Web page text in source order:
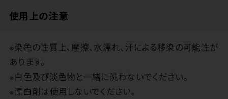
使用上の注意
※染色の性質上、摩擦、水濡れ、汗による移染の可能性が
あります。
※白色及び淡色物と一緒に洗わないでください。
※漂白剤は使用しないでください。